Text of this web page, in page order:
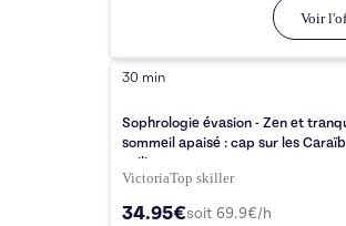
Voir
30 min
Sophrologie évasion - Zen et
sommeil apaisé : cap sur les
voilier
VictoriaTop skiller
34.95€soit 69.9€/h